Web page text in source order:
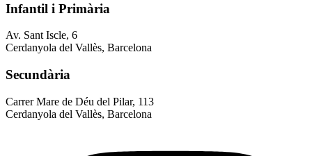
Infantil i Primària
Av. Sant Iscle, 6
Cerdanyola del Vallès, Barcelona
Secundària
Carrer Mare de Déu del Pilar, 113
Cerdanyola del Vallès, Barcelona